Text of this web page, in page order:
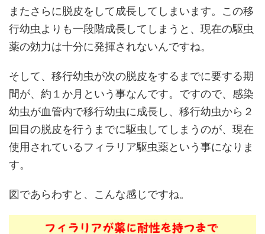
またさらに脱皮をして成長してしまいます。この移
行幼虫よりも一段階成長してしまうと、現在の駆虫
薬の効力は十分に発揮されないんですね。
そして、移行幼虫が次の脱皮をするまでに要する期
間が、約１か月という事なんです。ですので、感染
幼虫が血管内で移行幼虫に成長し、移行幼虫から２
回目の脱皮を行うまでに駆虫してしまうのが、現在
使用されているフィラリア駆虫薬という事になりま
す。
図であらわすと、こんな感じですね。